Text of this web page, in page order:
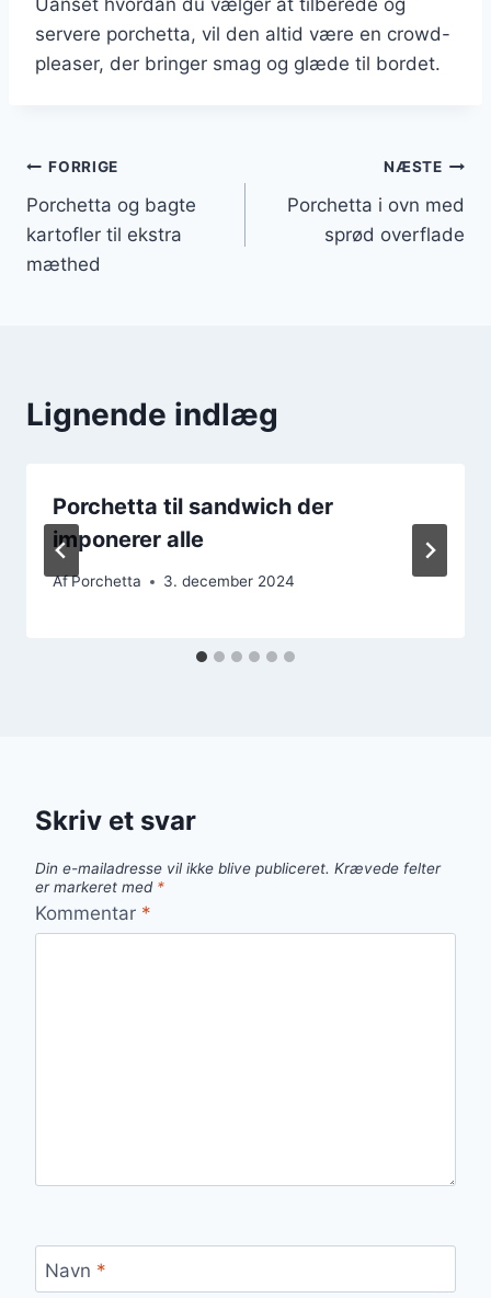
servere porchetta, vil den altid være en crowd-
pleaser, der bringer smag og glæde til bordet.
Indlægsnavigation
FORRIGE
Porchetta og bagte
kartofler til ekstra
mæthed
NÆSTE
Porchetta i ovn med
sprød overflade
Lignende indlæg
Porchetta til sandwich der
imponerer alle
AfPorchetta 3. december 2024
Skriv et svar
Din e-mailadresse vil ikke blive publiceret. Krævede felter
er markeret med *
Kommentar *
Navn *